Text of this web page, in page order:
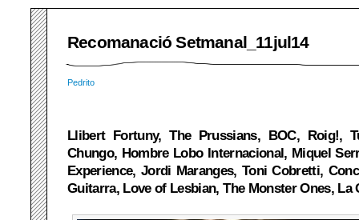
Recomanació Setmanal_11jul14
Pedrito
Llibert Fortuny, The Prussians, BOC, Roig!,
Chungo, Hombre Lobo Internacional, Miquel
Experience, Jordi Maranges, Toni Cobretti,
Guitarra, Love of Lesbian, The Monster Ones,